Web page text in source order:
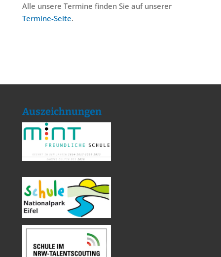
Alle unsere Termine finden Sie auf unserer
Termine-Seite.
Auszeichnungen